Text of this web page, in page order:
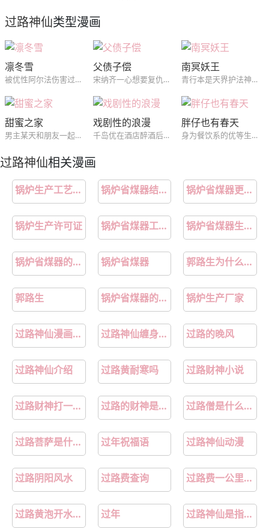
请假条 第15话上 浮出水面的？
第15话下 下一步棋 第16话 幸福别苑
第17话 转山 第18话 晓天会
第19话 梦中人 第19话下 世外身
第20话 失踪的修士
第21话下 长生 第22话 弃天之人
第23话 山雨欲来 番外：来自兔兔的神秘邀约
第26话 心魔 第27话 死人楼
第28话 未竟之事 第29话 心劫
第30话 湮没的剖白 第31话 痴妄之相
第32话 心血以偿 第33话 情不知所起
第34话 庄周梦蝶 第35话上 似是故人来
第37话上 聚阴池篇&middot;鬼公交 第37话中 聚阴池篇&middot;比肩
第37话下 聚阴池篇&middot;槐庄
第38话下 同床共枕 第39话上 良宵
过路神仙类型漫画
凛冬雪
被优性阿尔法伤害过，所以畏惧伤害，但是在图书馆遇见的男生，看一眼就知道是优性阿尔法，明明想远离，却无法抗拒他的接近。
父债子偿
宋纳齐一心想要复仇，却没想到对方突然去世了，就在这空虚之际，被有心人引导他对准了仇人的儿子...
南冥妖王
青行本是天界护法神。后被天帝贬为鬼族。以通天为首的截教仙欲除“三尸”致使三界战乱鬼族几乎灭绝，青行为躲追杀只得逃往极阴之地的南冥。据说那里连神仙都不敢踏足
甜蜜之家
男主某天和朋友一起在酒吧找乐子时，遇见了一个跳钢管舞的漂亮女人。原本他只把这当成是一个小插曲，却没想到在几天后的家庭聚会中再次见到了对方，而这个女人的身份则是自己的准大嫂...
戏剧性的浪漫
千岛优在酒店醉酒后误把前来帮忙的皇当做搭讪的人结果尴尬离场，第二天没想到会在公司同一楼层的合作公司中再见到他，就此两人慢慢开始接触并喜欢上了对方...
胖仔也有春天
身为餐饮系的优等生，却因为只在意吃跟做菜导致体型肥胖的王修豪，在经历一次重大冲击减肥成功后，开始对料理跟...上瘾...
过路神仙相关漫画
锅炉生产工艺流程图 锅炉省煤器结构图 锅炉省煤器更换施工流程
锅炉生产许可证 锅炉省煤器工作原理 锅炉省煤器生产厂家
锅炉省煤器的作用是什么原理 锅炉省煤器 郭路生为什么叫食指
郭路生 锅炉省煤器的作用 锅炉生产厂家
过路神仙漫画白头发人物 过路神仙缠身什么症状 过路的晚风
过路神仙介绍 过路黄耐寒吗 过路财神小说
过路财神打一生肖 过路的财神是什么意思 过路僧是什么意思
过路菩萨是什么意思 过年祝福语 过路神仙动漫
过路阴阳风水 过路费查询 过路费一公里大概多少
过路黄泡开水喝的功效 过年 过路神仙是指什么意思